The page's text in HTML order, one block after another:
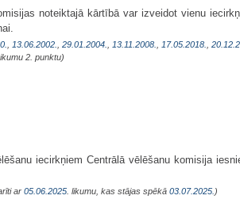
noteiktajā kārtībā var izveidot vienu
13.06.2002. 29.01.2004. 13.11.2008. 17.05.2018.
2. punktu)
iecirkņiem Centrālā vēlēšanu komisija
ar 05.06.2025 . likumu, kas stājas spēkā 03.07.2025. )